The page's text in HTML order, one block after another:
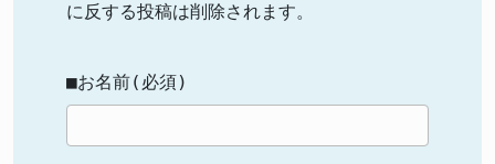
に反する投稿は削除されます。
■お名前(必須)